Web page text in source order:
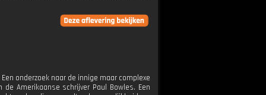
onderzoek naar de innige maar complexe
Amerikaanse schrijver Paul Bowles. Een